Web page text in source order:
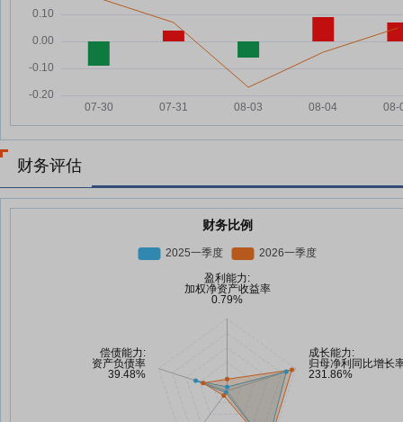
财务评估
财务比例